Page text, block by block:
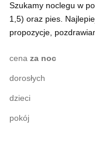
Szukamy noclegu w
1,5) oraz pies.
propozycje,
cena za noc
dorosłych
dzieci
pokój